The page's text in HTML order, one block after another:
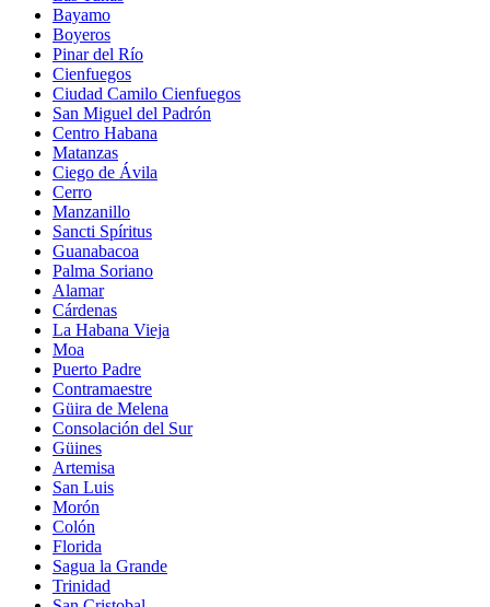
Bayamo
Boyeros
Pinar del Río
Cienfuegos
Ciudad Camilo Cienfuegos
San Miguel del Padrón
Centro Habana
Matanzas
Ciego de Ávila
Cerro
Manzanillo
Sancti Spíritus
Guanabacoa
Palma Soriano
Alamar
Cárdenas
La Habana Vieja
Moa
Puerto Padre
Contramaestre
Güira de Melena
Consolación del Sur
Güines
Artemisa
San Luis
Morón
Colón
Florida
Sagua la Grande
Trinidad